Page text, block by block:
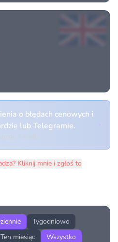
o błędach cenowych i
lub Telegramie.
Kliknij mnie i zgłoś to
Tygodniowo
Ten miesiąc Wszystko